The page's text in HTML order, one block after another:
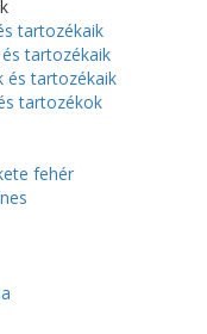
tartozékaik
és tartozékaik
és tartozékaik
tartozékok
fehér